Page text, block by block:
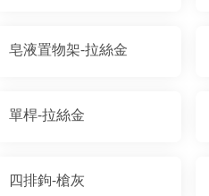
皂液置物架-拉絲金
單桿-拉絲金
四排鉤-槍灰